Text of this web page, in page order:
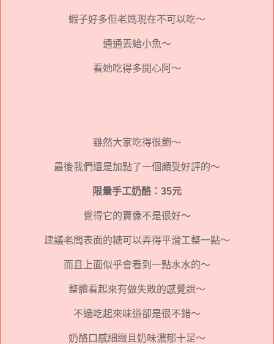
蝦子好多但老媽現在不可以吃～
通通丟給小魚～
看她吃得多開心阿～
雖然大家吃得很飽～
最後我們還是加點了一個頗受好評的～
限量手工奶酪：35元
覺得它的賣像不是很好～
建議老闆表面的糖可以弄得平滑工整一點～
而且上面似乎會看到一點水水的～
整體看起來有做失敗的感覺說～
不過吃起來味道卻是很不錯～
奶酪口感細緻且奶味濃郁十足～